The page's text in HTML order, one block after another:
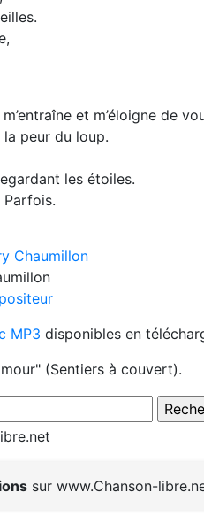
et m’éloigne de
la peur du loup.
les étoiles.
Chaumillon
MP3 disponibles en
(Sentiers à couvert).
sur www.Chanson-